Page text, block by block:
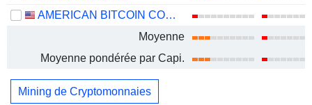
AMERICAN BITCOIN CORP.
Moyenne
Moyenne pondérée par Capi.
Mining de Cryptomonnaies